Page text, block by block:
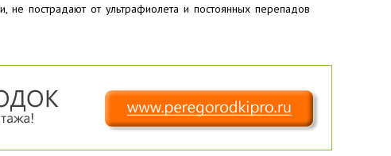
не пострадают от ультрафиолета и постоянных перепадов